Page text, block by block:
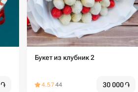
֏
Букет из клубник 2
4.5744 30 000֏